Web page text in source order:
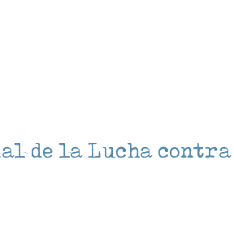
de la Lucha contra